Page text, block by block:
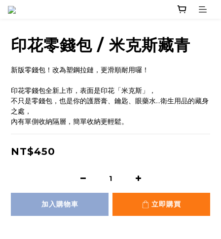
印花零錢包 / 米克斯藏青
新版零錢包！改為塑鋼拉鏈，更滑順耐用囉！
印花零錢包全新上市，表面是印花「米克斯」，
不只是零錢包，也是你的護唇膏、鑰匙、眼藥水...衛生用品的藏身
之處，
內有單側收納隔層，簡單收納更輕鬆。
NT$450
加入購物車 立即購買